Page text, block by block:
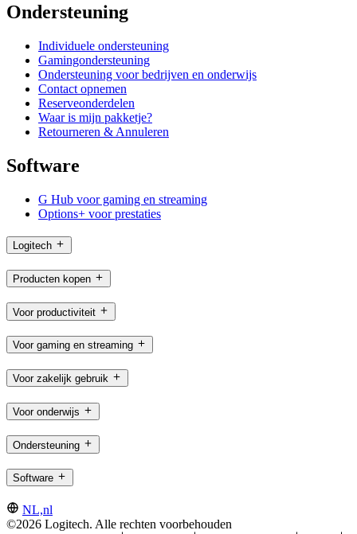
Ondersteuning
Individuele ondersteuning
Gamingondersteuning
Ondersteuning voor bedrijven en onderwijs
Contact opnemen
Reserveonderdelen
Waar is mijn pakketje?
Retourneren & Annuleren
Software
G Hub voor gaming en streaming
Options+ voor prestaties
Logitech
Producten kopen
Voor productiviteit
Voor gaming en streaming
Voor zakelijk gebruik
Voor onderwijs
Ondersteuning
Software
NL,nl
©2026 Logitech. Alle rechten voorbehouden